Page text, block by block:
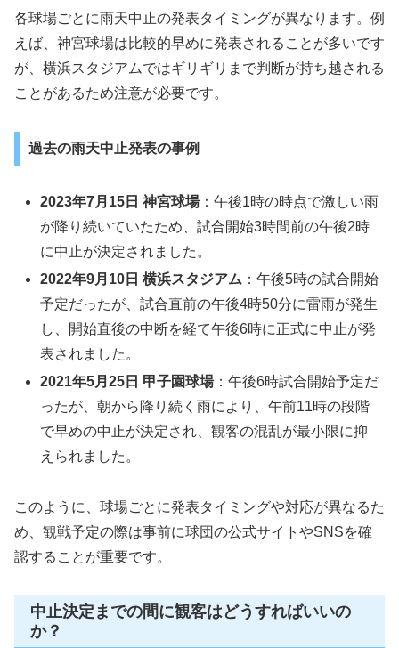
各球場ごとに雨天中止の発表タイミングが異なります。例
えば、神宮球場は比較的早めに発表されることが多いです
が、横浜スタジアムではギリギリまで判断が持ち越される
ことがあるため注意が必要です。
過去の雨天中止発表の事例
2023年7月15日 神宮球場：午後1時の時点で激しい雨
が降り続いていたため、試合開始3時間前の午後2時
に中止が決定されました。
2022年9月10日 横浜スタジアム ：午後5時の試合開始
予定だったが、試合直前の午後4時50分に雷雨が発生
し、開始直後の中断を経て午後6時に正式に中止が発
表されました。
2021年5月25日 甲子園球場：午後6時試合開始予定だ
ったが、朝から降り続く雨により、午前11時の段階
で早めの中止が決定され、観客の混乱が最小限に抑
えられました。
このように、球場ごとに発表タイミングや対応が異なるた
め、観戦予定の際は事前に球団の公式サイトやSNSを確
認することが重要です。
中止決定までの間に観客はどうすればいいの
か？